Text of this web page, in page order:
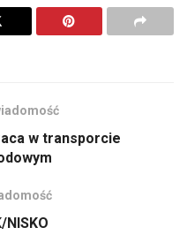
w transporcie
NISKO